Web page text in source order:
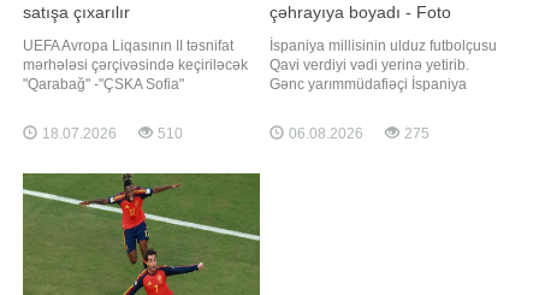
satışa çıxarılır
UEFA Avropa Liqasının II təsnifat
mərhələsi çərçivəsində keçiriləcək
"Qarabağ" -"ÇSKA Sofia"
satışa çıxarılacaq. Qaynarinfo
klubun məlumatına istinadən xəbər
biletlərin satışı aktivləşəcək. Qeyd
edək ki, oyun 23 iyu
18.07.2026 510
çəhrayıya boyadı - Foto
İspaniya millisinin ulduz futbolçusu
Qavi verdiyi vədi yerinə yetirib.
Gənc yarımmüdafiəçi İspaniya
saçlarını çəhrayı rəngə
boyayacağını açıqlamışdı və
06.08.2026 275